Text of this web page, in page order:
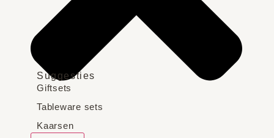
Suggesties
Giftsets
Tableware sets
Kaarsen